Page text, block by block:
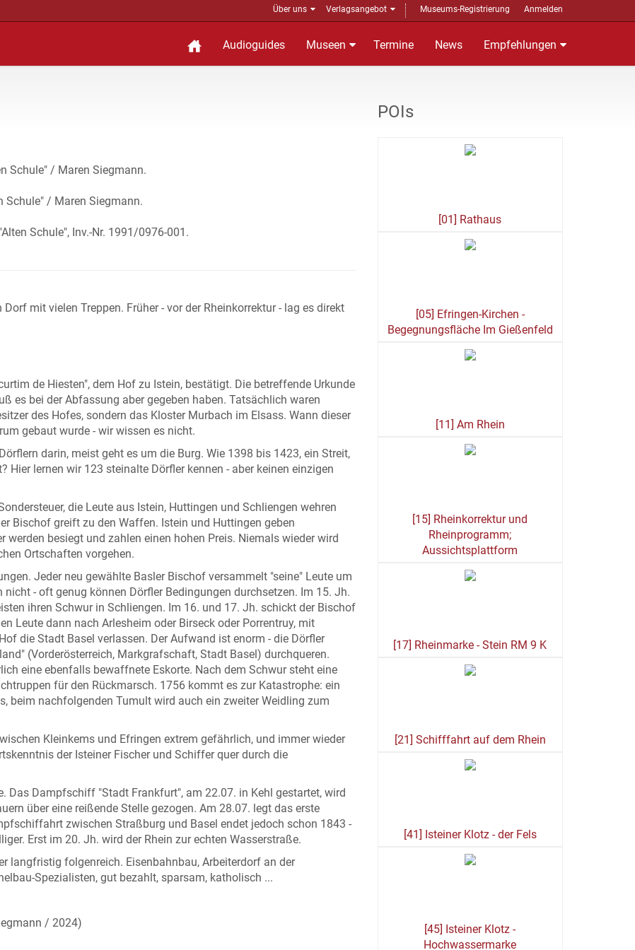
Über uns Verlagsangebot Museums-Registrierung Anmelden
Audioguides Museen Termine News Empfehlungen
Schule" / Maren Siegmann.
Schule" / Maren Siegmann.
Schule", Inv.-Nr. 1991/0976-001.
mit vielen Treppen. Früher - vor der Rheinkorrektur - lag es direkt
de Hiesten", dem Hof zu Istein, bestätigt. Die betreffende Urkunde
es bei der Abfassung aber gegeben haben. Tatsächlich waren
des Hofes, sondern das Kloster Murbach im Elsass. Wann dieser
gebaut wurde - wir wissen es nicht.
darin, meist geht es um die Burg. Wie 1398 bis 1423, ein Streit,
Hier lernen wir 123 steinalte Dörfler kennen - aber keinen einzigen
die Leute aus Istein, Huttingen und Schliengen wehren
Bischof greift zu den Waffen. Istein und Huttingen geben
werden besiegt und zahlen einen hohen Preis. Niemals wieder wird
Ortschaften vorgehen.
Jeder neu gewählte Basler Bischof versammelt "seine" Leute um
- oft genug können Dörfler Bedingungen durchsetzen. Im 15. Jh.
ihren Schwur in Schliengen. Im 16. und 17. Jh. schickt der Bischof
Leute dann nach Arlesheim oder Birseck oder Porrentruy, mit
die Stadt Basel verlassen. Der Aufwand ist enorm - die Dörfler
(Vorderösterreich, Markgrafschaft, Stadt Basel) durchqueren.
eine ebenfalls bewaffnete Eskorte. Nach dem Schwur steht eine
für den Rückmarsch. 1756 kommt es zur Katastrophe: ein
beim nachfolgenden Tumult wird auch ein zweiter Weidling zum
Kleinkems und Efringen extrem gefährlich, und immer wieder
der Isteiner Fischer und Schiffer quer durch die
Das Dampfschiff "Stadt Frankfurt", am 22.07. in Kehl gestartet, wird
über eine reißende Stelle gezogen. Am 28.07. legt das erste
zwischen Straßburg und Basel endet jedoch schon 1843 -
Erst im 20. Jh. wird der Rhein zur echten Wasserstraße.
langfristig folgenreich. Eisenbahnbau, Arbeiterdorf an der
Spezialisten, gut bezahlt, sparsam, katholisch ...
/ 2024)
POIs
[01] Rathaus
[05] Efringen-Kirchen -
Begegnungsfläche Im Gießenfeld
[11] Am Rhein
[15] Rheinkorrektur und
Rheinprogramm;
Aussichtsplattform
[17] Rheinmarke - Stein RM 9 K
[21] Schifffahrt auf dem Rhein
[41] Isteiner Klotz - der Fels
[45] Isteiner Klotz -
Hochwassermarke